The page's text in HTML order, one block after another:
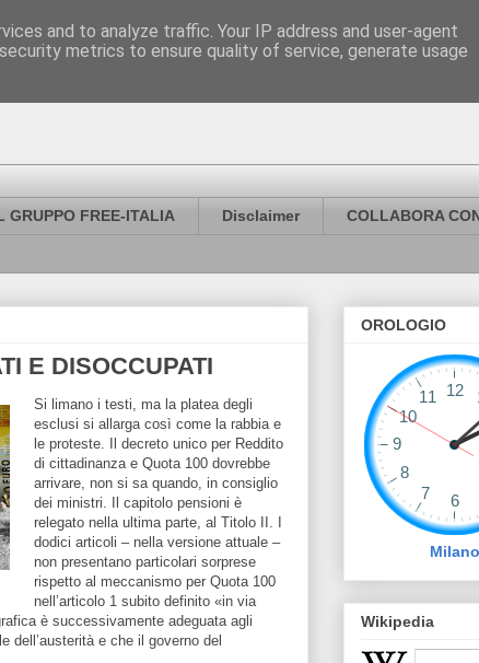
GRUPPO FREE-ITALIA Disclaimer COLLABORA
E DISOCCUPATI
Si limano i testi, ma la platea degli
esclusi si allarga così come la rabbia e
le proteste. Il decreto unico per Reddito
di cittadinanza e Quota 100 dovrebbe
arrivare, non si sa quando, in consiglio
dei ministri. Il capitolo pensioni è
relegato nella ultima parte, al Titolo II. I
dodici articoli – nella versione attuale –
non presentano particolari sorprese
rispetto al meccanismo per Quota 100
nell’articolo 1 subito definito «in via
è successivamente adeguata agli
dell’austerità e che il governo del
OROLOGIO
Milano
Wikipedia
and to analyze traffic. Your IP address and user-agent
metrics to ensure quality of service, generate usage